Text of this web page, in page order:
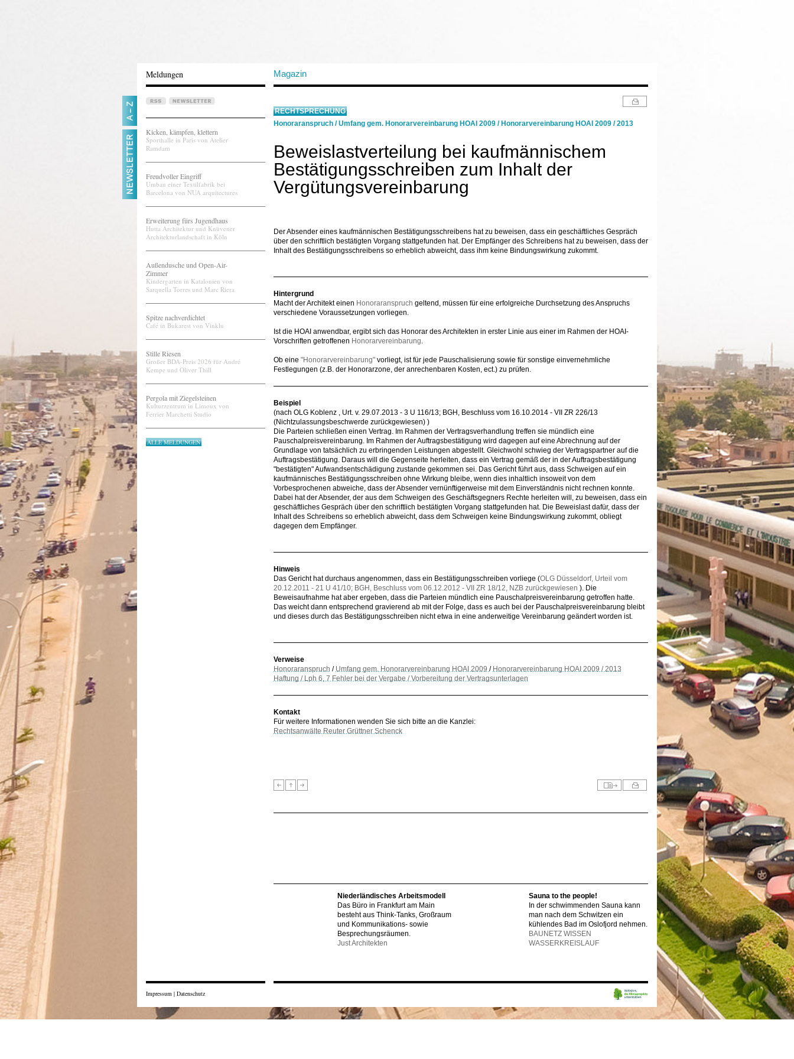
Meldungen Magazin
Kicken, kämpfen, klettern
Sporthalle in Paris von Atelier
Ramdam
Freudvoller Eingriff
Umbau einer Textilfabrik bei
Barcelona von NUA arquitectures
Erweiterung fürs Jugendhaus
Hutta Architektur und Knüvener
Architekturlandschaft in Köln
Außendusche und Open-Air-
Zimmer
Kindergarten in Katalonien von
Sarquella Torres und Marc Riera
Spitze nachverdichtet
Café in Bukarest von Vinklu
Stille Riesen
Großer BDA-Preis 2026 für André
Kempe und Oliver Thill
Pergola mit Ziegelsteinen
Kulturzentrum in Limoux von
Ferrier Marchetti Studio
ALLE MELDUNGEN
RECHTSPRECHUNG
Honoraranspruch /Umfang gem. Honorarvereinbarung HOAI 2009 / Honorarvereinbarung HOAI 2009 / 2013
Beweislastverteilung bei kaufmännischem
Bestätigungsschreiben zum Inhalt der
Vergütungsvereinbarung
Der Absender eines kaufmännischen Bestätigungsschreibens hat zu beweisen, dass ein geschäftliches Gespräch
über den schriftlich bestätigten Vorgang stattgefunden hat. Der Empfänger des Schreibens hat zu beweisen, dass der
Inhalt des Bestätigungsschreibens so erheblich abweicht, dass ihm keine Bindungswirkung zukommt.
Hintergrund
Macht der Architekt einen Honoraranspruch geltend, müssen für eine erfolgreiche Durchsetzung des Anspruchs
verschiedene Voraussetzungen vorliegen.
Ist die HOAI anwendbar, ergibt sich das Honorar des Architekten in erster Linie aus einer im Rahmen der HOAI-
Vorschriften getroffenen Honorarvereinbarung.
Ob eine "Honorarvereinbarung" vorliegt, ist für jede Pauschalisierung sowie für sonstige einvernehmliche
Festlegungen (z.B. der Honorarzone, der anrechenbaren Kosten, ect.) zu prüfen.
Beispiel
(nach OLG Koblenz , Urt. v. 29.07.2013 - 3 U 116/13; BGH, Beschluss vom 16.10.2014 - VII ZR 226/13
(Nichtzulassungsbeschwerde zurückgewiesen) )
Die Parteien schließen einen Vertrag. Im Rahmen der Vertragsverhandlung treffen sie mündlich eine
Pauschalpreisvereinbarung. Im Rahmen der Auftragsbestätigung wird dagegen auf eine Abrechnung auf der
Grundlage von tatsächlich zu erbringenden Leistungen abgestellt. Gleichwohl schwieg der Vertragspartner auf die
Auftragsbestätigung. Daraus will die Gegenseite herleiten, dass ein Vertrag gemäß der in der Auftragsbestätigung
"bestätigten" Aufwandsentschädigung zustande gekommen sei. Das Gericht führt aus, dass Schweigen auf ein
kaufmännisches Bestätigungsschreiben ohne Wirkung bleibe, wenn dies inhaltlich insoweit von dem
Vorbesprochenen abweiche, dass der Absender vernünftigerweise mit dem Einverständnis nicht rechnen konnte.
Dabei hat der Absender, der aus dem Schweigen des Geschäftsgegners Rechte herleiten will, zu beweisen, dass ein
geschäftliches Gespräch über den schriftlich bestätigten Vorgang stattgefunden hat. Die Beweislast dafür, dass der
Inhalt des Schreibens so erheblich abweicht, dass dem Schweigen keine Bindungswirkung zukommt, obliegt
dagegen dem Empfänger.
Hinweis
Das Gericht hat durchaus angenommen, dass ein Bestätigungsschreiben vorliege (OLG Düsseldorf, Urteil vom
20.12.2011 - 21 U 41/10; BGH, Beschluss vom 06.12.2012 - VII ZR 18/12, NZB zurückgewiesen ). Die
Beweisaufnahme hat aber ergeben, dass die Parteien mündlich eine Pauschalpreisvereinbarung getroffen hatte.
Das weicht dann entsprechend gravierend ab mit der Folge, dass es auch bei der Pauschalpreisvereinbarung bleibt
und dieses durch das Bestätigungsschreiben nicht etwa in eine anderweitige Vereinbarung geändert worden ist.
Verweise
Honoraranspruch / Umfang gem. Honorarvereinbarung HOAI 2009 / Honorarvereinbarung HOAI 2009 / 2013
Haftung / Lph 6, 7 Fehler bei der Vergabe / Vorbereitung der Vertragsunterlagen
Kontakt
Für weitere Informationen wenden Sie sich bitte an die Kanzlei:
Rechtsanwälte Reuter Grüttner Schenck
Niederländisches Arbeitsmodell
Das Büro in Frankfurt am Main
besteht aus Think-Tanks, Großraum
und Kommunikations- sowie
Besprechungsräumen.
Just Architekten
Sauna to the people!
In der schwimmenden Sauna kann
man nach dem Schwitzen ein
kühlendes Bad im Oslofjord nehmen.
BAUNETZ WISSEN
WASSERKREISLAUF
Impressum | Datenschutz